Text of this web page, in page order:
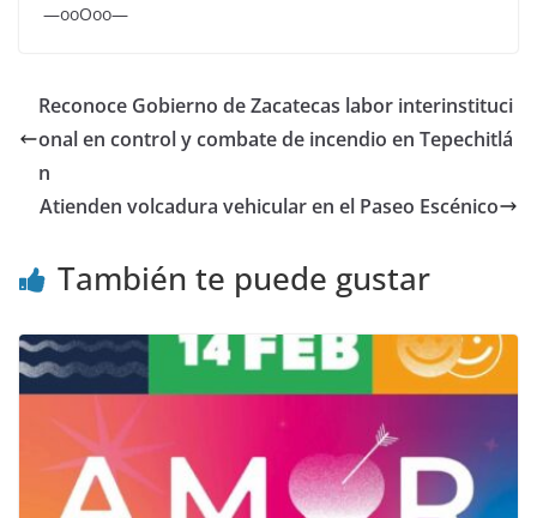
—ooOoo—
Reconoce Gobierno de Zacatecas labor interinstituci
onal en control y combate de incendio en Tepechitlá
n
Atienden volcadura vehicular en el Paseo Escénico
También te puede gustar